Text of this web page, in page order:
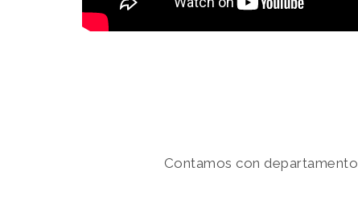
Contamos con